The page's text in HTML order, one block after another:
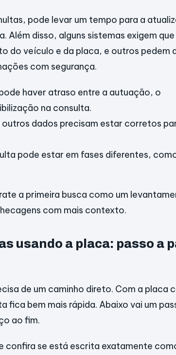
pode levar um tempo para a
Além disso, alguns sistemas exigem
do veículo e da placa, e outros pedem
com segurança.
haver atraso entre a autuação, o
na consulta.
outros dados precisam estar corretos
pode estar em fases diferentes,
a primeira busca como um
com mais contexto.
usando a placa: passo a
de um caminho direto. Com a placa
fica bem mais rápida. Abaixo vai um
ao fim.
confira se está escrita exatamente